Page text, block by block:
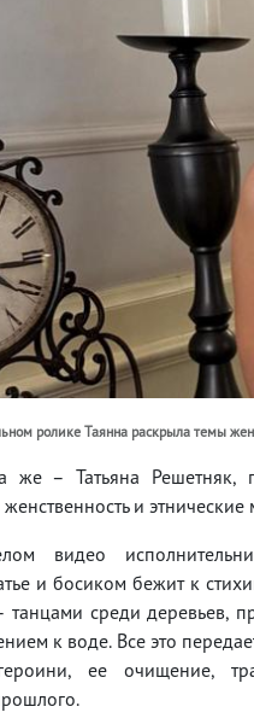
ролике Таянна раскрыла темы
же – Татьяна Решетняк,
и этнические
видео
и босиком бежит к
танцами среди деревьев,
к воде. Все это
ее очищение,